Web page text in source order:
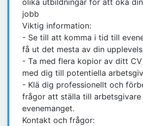
olika utbildningar för att öka
jobb
Viktig information:
- Se till att komma i tid till
få ut det mesta av din
- Ta med flera kopior av ditt
med dig till potentiella
- Klä dig professionellt och
frågor att ställa till arbetsgivare
evenemanget.
Kontakt och frågor: